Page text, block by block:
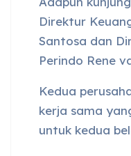
Direktur
Santosa dan
Perindo Rene
Kedua
kerja sama
untuk kedua